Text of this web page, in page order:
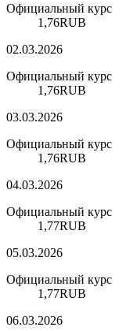
Официальный курс
1,76RUB
02.03.2026
Официальный курс
1,76RUB
03.03.2026
Официальный курс
1,76RUB
04.03.2026
Официальный курс
1,77RUB
05.03.2026
Официальный курс
1,77RUB
06.03.2026